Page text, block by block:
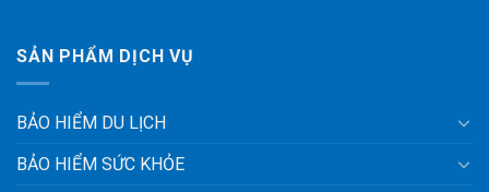
SẢN PHẨM DỊCH VỤ
BẢO HIỂM DU LỊCH
BẢO HIỂM SỨC KHỎE